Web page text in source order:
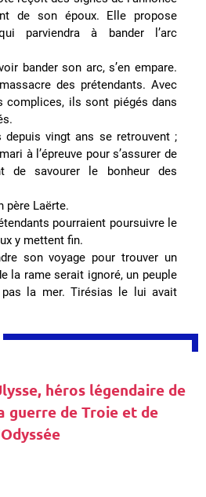
de son époux. Elle propose
parviendra à bander l’arc
bander son arc, s’en empare.
des prétendants. Avec
complices, ils sont piégés dans
depuis vingt ans se retrouvent ;
à l’épreuve pour s’assurer de
de savourer le bonheur des
père Laërte.
pourraient poursuivre le
y mettent fin.
son voyage pour trouver un
la rame serait ignoré, un peuple
la mer. Tirésias le lui avait
héros légendaire de
guerre de Troie et de